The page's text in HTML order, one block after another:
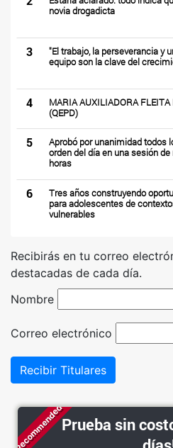
novia drogadicta
3
"El trabajo, la perseverancia y
equipo son la clave del
4
MARIA AUXILIADORA FLEITA
(QEPD)
5
Aprobó por unanimidad todos
orden del día en una sesión
horas
6
Tres años construyendo
para adolescentes de
vulnerables
Recibirás en tu correo
destacadas de cada día.
Nombre
Correo electrónico
Recibir Titulares
RecommendedPrueba sin